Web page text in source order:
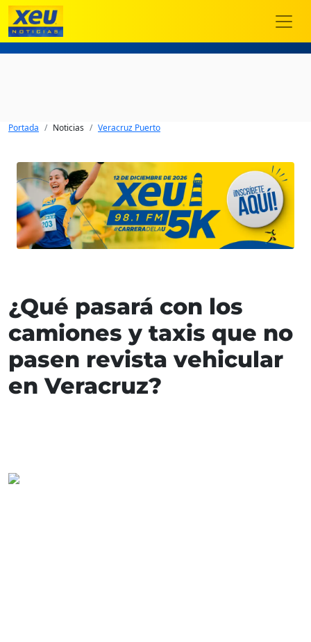
Portada Noticias Veracruz Puerto
¿Qué pasará con los
camiones y taxis que no
pasen revista vehicular
en Veracruz?